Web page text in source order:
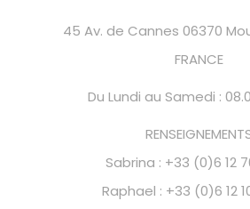
45 Av. de Cannes 06370
FRANCE
Du Lundi au Samedi :
Sabrina : +33 (0)6 12
Raphael : +33 (0)6 12